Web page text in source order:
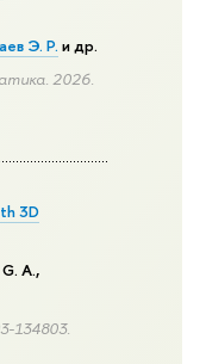
Э. Р. и др.
2026.
3D
A.,
134803.